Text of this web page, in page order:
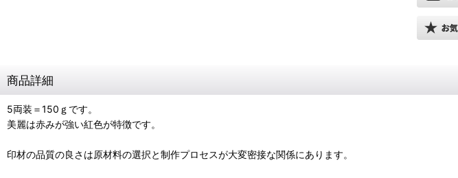
商品詳細
5両装＝150ｇです。
美麗は赤みが強い紅色が特徴です。
印材の品質の良さは原材料の選択と制作プロセスが大変密接な関係にあります。